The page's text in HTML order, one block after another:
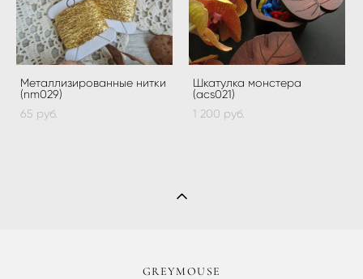
Металлизированные нитки
(nm029)
65 pуб.
Шкатулка монстера
(acs021)
1 200 pуб.
​GREYMOUSE